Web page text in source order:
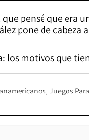
pensé que era
pone de cabeza
los motivos que
Juegos